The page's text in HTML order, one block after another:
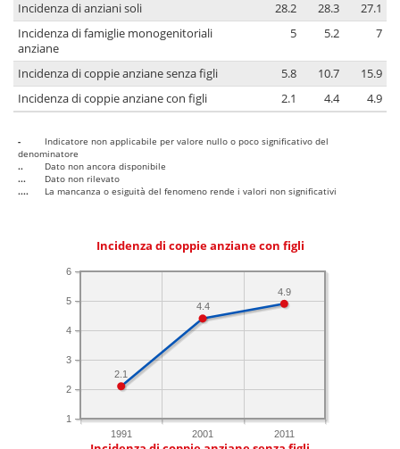
Incidenza di anziani soli 28.2 28.3
27.1
Incidenza di famiglie monogenitoriali
anziane
5 5.2 7
Incidenza di coppie anziane senza figli 5.8 10.7
15.9
Incidenza di coppie anziane con figli
2.1 4.4 4.9
-
Indicatore non applicabile per valore nullo o poco significativo del
denominatore
..
Dato non ancora disponibile
...
Dato non rilevato
....
La mancanza o esiguità del fenomeno rende i valori non significativi
Incidenza di coppie anziane con figli
1991 2001 2011
1
2
3
4
5
6
4.9
4.4
2.1